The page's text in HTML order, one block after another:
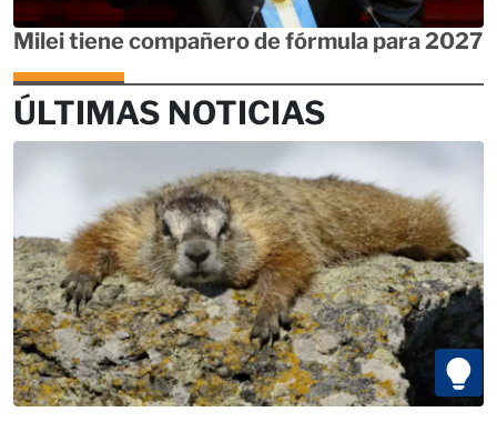
Milei tiene compañero de fórmula para 2027
ÚLTIMAS NOTICIAS